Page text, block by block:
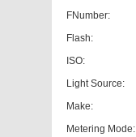
FNumber:
Flash:
ISO:
Light Source:
Make:
Metering Mode: